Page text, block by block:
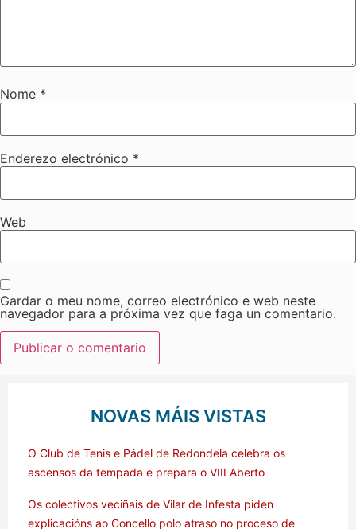
Nome *
Enderezo electrónico *
Web
Gardar o meu nome, correo electrónico e web neste
navegador para a próxima vez que faga un comentario.
NOVAS MÁIS VISTAS
O Club de Tenis e Pádel de Redondela celebra os
ascensos da tempada e prepara o VIII Aberto
Os colectivos veciñais de Vilar de Infesta piden
explicacións ao Concello polo atraso no proceso de